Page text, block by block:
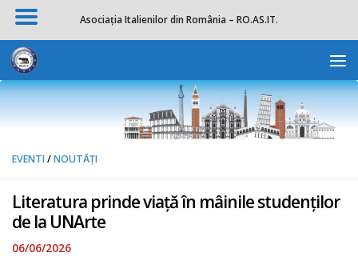
Skip to content
EVENTI/NOUTĂȚI
Literatura prinde viață în mâinile studenților
de la UNArte
06/06/2026
Asociația Italienilor din România – RO.AS.IT.